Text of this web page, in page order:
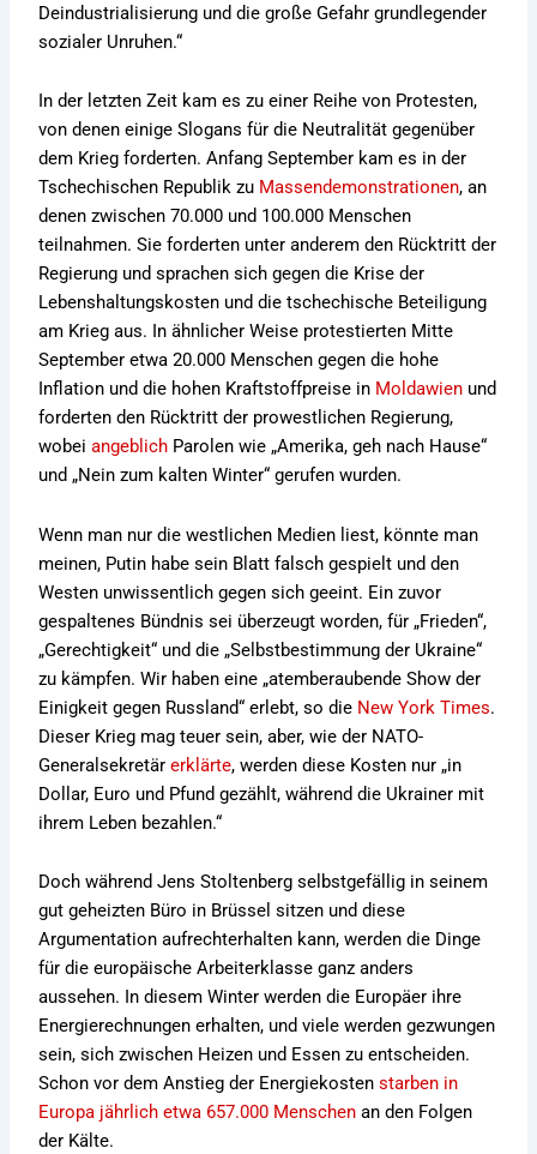
Deindustrialisierung und die große Gefahr grundlegender
sozialer Unruhen.“
In der letzten Zeit kam es zu einer Reihe von Protesten,
von denen einige Slogans für die Neutralität gegenüber
dem Krieg forderten. Anfang September kam es in der
Tschechischen Republik zu Massendemonstrationen, an
denen zwischen 70.000 und 100.000 Menschen
teilnahmen. Sie forderten unter anderem den Rücktritt der
Regierung und sprachen sich gegen die Krise der
Lebenshaltungskosten und die tschechische Beteiligung
am Krieg aus. In ähnlicher Weise protestierten Mitte
September etwa 20.000 Menschen gegen die hohe
Inflation und die hohen Kraftstoffpreise in Moldawien und
forderten den Rücktritt der prowestlichen Regierung,
wobeiangeblich Parolen wie „Amerika, geh nach Hause“
und „Nein zum kalten Winter“ gerufen wurden.
Wenn man nur die westlichen Medien liest, könnte man
meinen, Putin habe sein Blatt falsch gespielt und den
Westen unwissentlich gegen sich geeint. Ein zuvor
gespaltenes Bündnis sei überzeugt worden, für „Frieden“,
„Gerechtigkeit“ und die „Selbstbestimmung der Ukraine“
zu kämpfen. Wir haben eine „atemberaubende Show der
Einigkeit gegen Russland“ erlebt, so die New York Times.
Dieser Krieg mag teuer sein, aber, wie der NATO-
Generalsekretärerklärte, werden diese Kosten nur „in
Dollar, Euro und Pfund gezählt, während die Ukrainer mit
ihrem Leben bezahlen.“
Doch während Jens Stoltenberg selbstgefällig in seinem
gut geheizten Büro in Brüssel sitzen und diese
Argumentation aufrechterhalten kann, werden die Dinge
für die europäische Arbeiterklasse ganz anders
aussehen. In diesem Winter werden die Europäer ihre
Energierechnungen erhalten, und viele werden gezwungen
sein, sich zwischen Heizen und Essen zu entscheiden.
Schon vor dem Anstieg der Energiekostenstarben in
Europa jährlich etwa 657.000 Menschen an den Folgen
der Kälte.